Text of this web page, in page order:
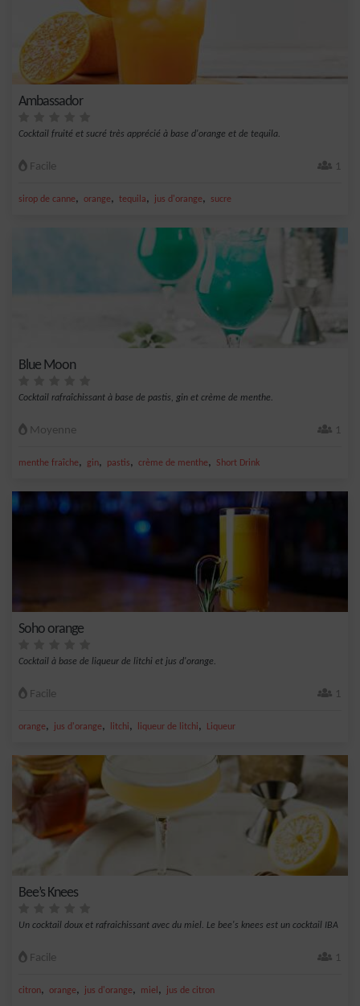
Ambassador
Cocktail fruité et sucré très apprécié à base d'orange et de tequila.
Facile 1
sirop de canne, orange, tequila, jus d'orange, sucre
Blue Moon
Cocktail rafraîchissant à base de pastis, gin et crème de menthe.
Moyenne 1
menthe fraîche, gin, pastis, crème de menthe, Short Drink
Soho orange
Cocktail à base de liqueur de litchi et jus d'orange.
Facile 1
orange, jus d'orange, litchi, liqueur de litchi, Liqueur
Bee’s Knees
Un cocktail doux et rafraichissant avec du miel. Le bee's knees est un cocktail IBA
Facile 1
citron, orange, jus d'orange, miel , jus de citron